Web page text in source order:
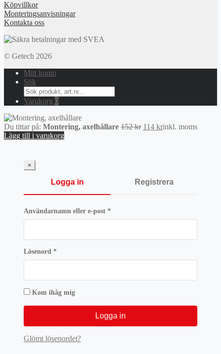
Köpvillkor
Monteringsanvisningar
Kontakta oss
© Getech 2026
Mitt konto
Sök
Search
for:
Varukorg 0
Du tittar på: Montering, axelhållare 152kr Det
114 krDet
inkl. moms
Lägg till i varukorg
×
Logga in Registrera
Användarnamn eller e-post *Obligatoriskt
Lösenord *Obligatoriskt
Kom ihåg mig
Logga in
Glömt lösenordet?